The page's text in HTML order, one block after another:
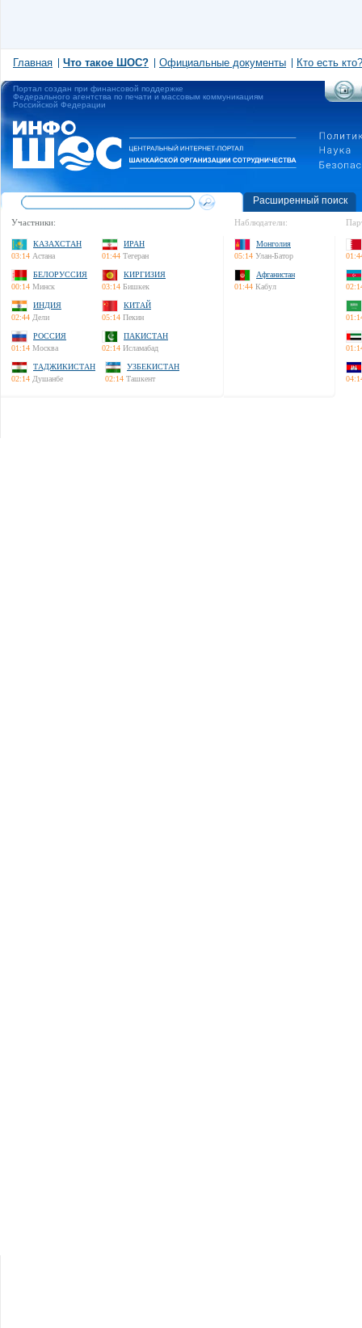
Главная Что такое ШОС? Официальные документы Кто есть кто?
Портал создан при финансовой поддержке
Федерального агентства по печати и массовым коммуникациям
Российской Федерации
Расширенный поиск
Участники:
КАЗАХСТАН
03:14 Астана
ИРАН
01:44 Тегеран
БЕЛОРУССИЯ
00:14 Минск
КИРГИЗИЯ
03:14 Бишкек
ИНДИЯ
02:44 Дели
КИТАЙ
05:14 Пекин
РОССИЯ
01:14 Москва
ПАКИСТАН
02:14 Исламабад
ТАДЖИКИСТАН
02:14 Душанбе
УЗБЕКИСТАН
02:14 Ташкент
Наблюдатели:
Монголия
05:14 Улан-Батор
Афганистан
01:44 Кабул